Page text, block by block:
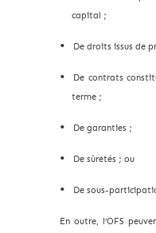
capital ;
De droits issus de
De contrats
terme ;
De garanties ;
De sûretés ; ou
De sous-
En outre, l’OFS